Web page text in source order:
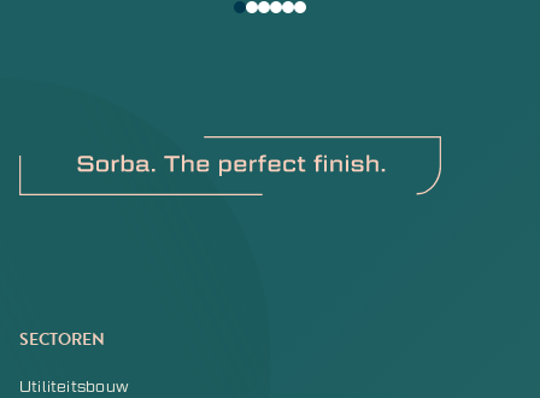
SECTOREN
Utiliteitsbouw